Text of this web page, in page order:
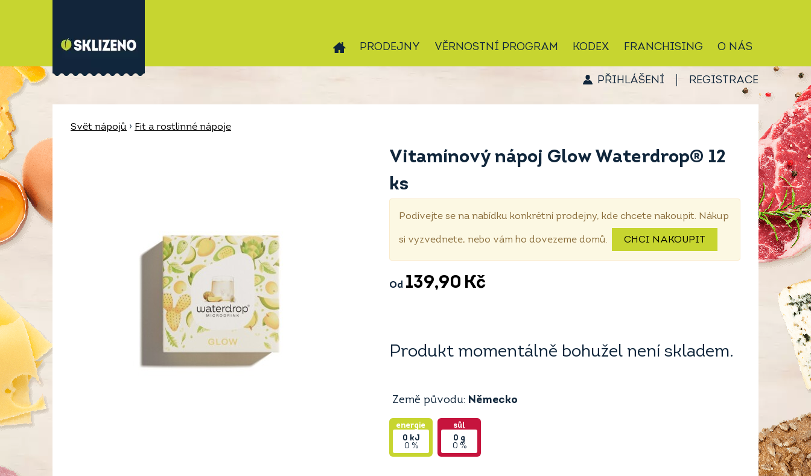
PRODEJNY VĚRNOSTNÍ PROGRAM KODEX FRANCHISING O NÁS
PŘIHLÁŠENÍ REGISTRACE
Svět nápojů › Fit a rostlinné nápoje
Vitamínový nápoj Glow Waterdrop® 12
ks
Podívejte se na nabídku konkrétní prodejny, kde chcete nakoupit. Nákup
si vyzvednete, nebo vám ho dovezeme domů. CHCI NAKOUPIT
Od 139,90 Kč
Produkt momentálně bohužel není skladem.
Země původu: Německo
energie
0 kJ
0 %
sůl
0 g
0 %